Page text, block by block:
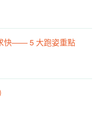
快—— 5 大跑姿重點